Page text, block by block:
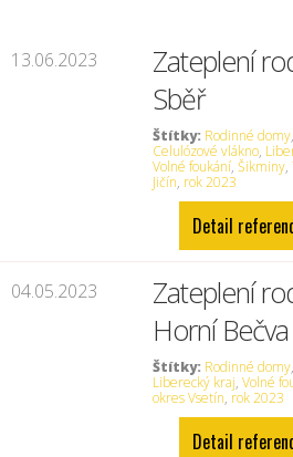
13.06.2023
Zateplení
Sběř
Štítky: Rodinné domy
Celulózové vlákno,
Volné foukání,Šikminy,
Jičín, rok 2023
Detail
04.05.2023
Zateplení
Horní Bečva
Štítky: Rodinné domy,
Liberecký kraj,Volné
okres Vsetín, rok 2023
Detail